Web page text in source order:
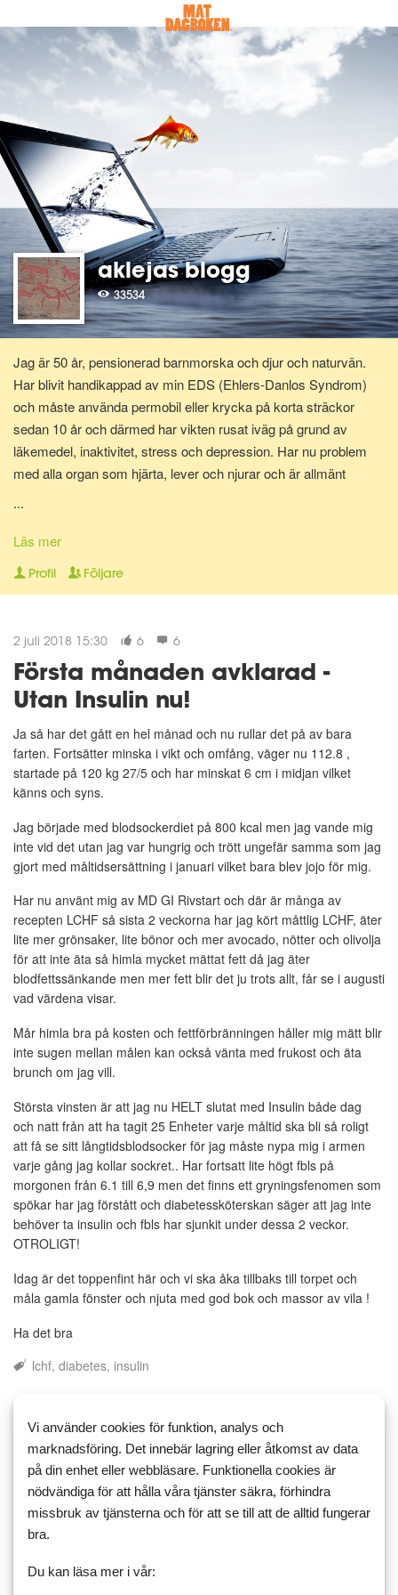
aklejas blogg
33534
Jag är 50 år, pensionerad barnmorska och djur och naturvän.
Har blivit handikappad av min EDS (Ehlers-Danlos Syndrom)
och måste använda permobil eller krycka på korta sträckor
sedan 10 år och därmed har vikten rusat iväg på grund av
läkemedel, inaktivitet, stress och depression. Har nu problem
med alla organ som hjärta, lever och njurar och är allmänt
...
Läs mer
Profil Följare
2 juli 2018 15:30 6 6
Första månaden avklarad -
Utan Insulin nu!
Ja så har det gått en hel månad och nu rullar det på av bara
farten. Fortsätter minska i vikt och omfång, väger nu 112.8 ,
startade på 120 kg 27/5 och har minskat 6 cm i midjan vilket
känns och syns.
Jag började med blodsockerdiet på 800 kcal men jag vande mig
inte vid det utan jag var hungrig och trött ungefär samma som jag
gjort med måltidsersättning i januari vilket bara blev jojo för mig.
Har nu använt mig av MD GI Rivstart och där är många av
recepten LCHF så sista 2 veckorna har jag kört måttlig LCHF, äter
lite mer grönsaker, lite bönor och mer avocado, nötter och olivolja
för att inte äta så himla mycket mättat fett då jag äter
blodfettssänkande men mer fett blir det ju trots allt, får se i augusti
vad värdena visar.
Mår himla bra på kosten och fettförbränningen håller mig mätt blir
inte sugen mellan målen kan också vänta med frukost och äta
brunch om jag vill.
Största vinsten är att jag nu HELT slutat med Insulin både dag
och natt från att ha tagit 25 Enheter varje måltid ska bli så roligt
att få se sitt långtidsblodsocker för jag måste nypa mig i armen
varje gång jag kollar sockret.. Har fortsatt lite högt fbls på
morgonen från 6.1 till 6,9 men det finns ett gryningsfenomen som
spökar har jag förstått och diabetessköterskan säger att jag inte
behöver ta insulin och fbls har sjunkit under dessa 2 veckor.
OTROLIGT!
Idag är det toppenfint här och vi ska åka tillbaks till torpet och
måla gamla fönster och njuta med god bok och massor av vila !
Ha det bra
lchf diabetes insulin
seglar67 paloma aregnisw Mabban
Kommentarer
Ackhs
Vi använder cookies för funktion, analys och
marknadsföring. Det innebär lagring eller åtkomst av data
på din enhet eller webbläsare. Funktionella cookies är
nödvändiga för att hålla våra tjänster säkra, förhindra
missbruk av tjänsterna och för att se till att de alltid fungerar
bra.
Du kan läsa mer i vår: